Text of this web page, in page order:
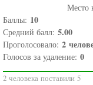
Место
Баллы: 10
Средний балл: 5.00
Проголосовало: 2
Голосов за удаление: 0
2 человека поставили 5